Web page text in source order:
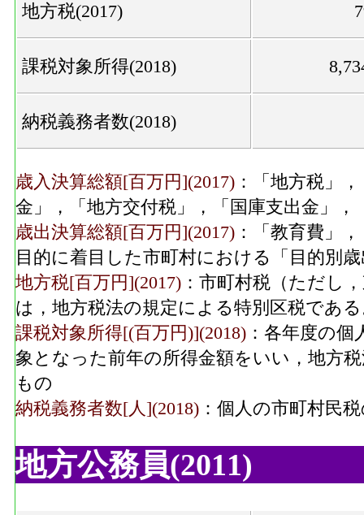
地方税(2017)
課税対象所得(2018)
納税義務者数(2018)
歳入決算総額[百万円](2017) ：「地方税」
金」，「地方交付税」，「国庫支出金」
歳出決算総額[百万円](2017) ：「教育費」
目的に着目した市町村における「目的別
地方税[百万円](2017) ：市町村税（ただし
は，地方税法の規定による特別区税であ
課税対象所得[(百万円)](2018) ：各年度の
象となった前年の所得金額をいい，地方
もの
納税義務者数[人](2018) ：個人の市町村民
地方公務員(2011)